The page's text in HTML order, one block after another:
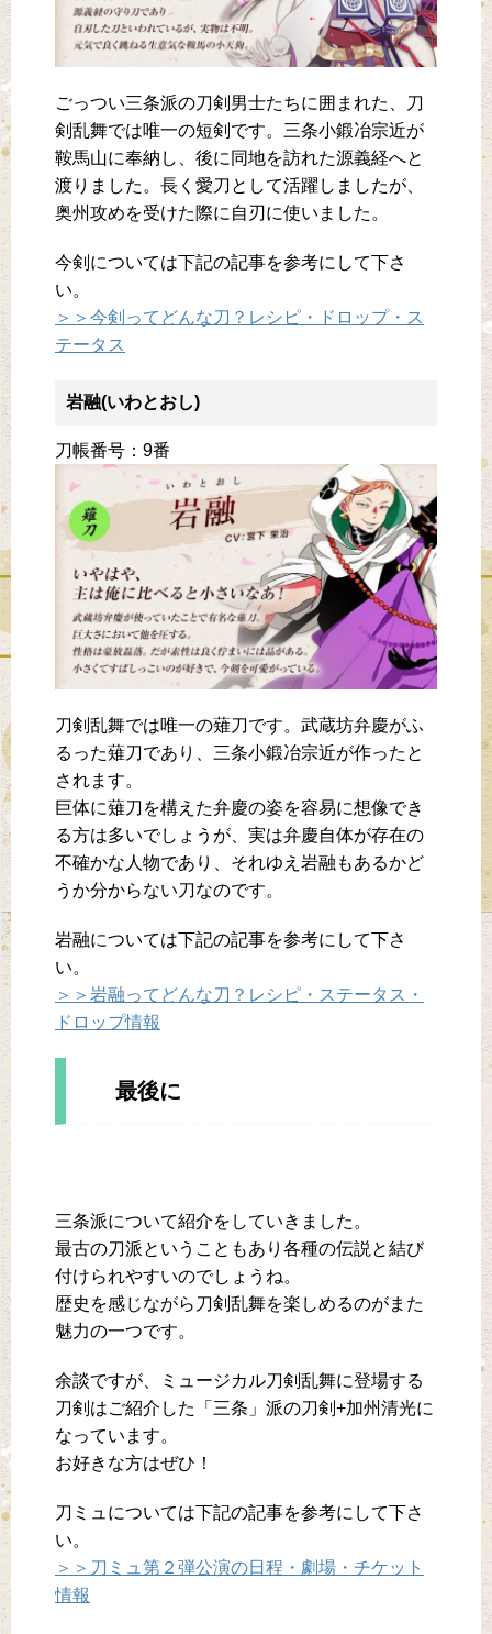
ごっつい三条派の刀剣男士たちに囲まれた、刀
剣乱舞では唯一の短剣です。三条小鍛冶宗近が
鞍馬山に奉納し、後に同地を訪れた源義経へと
渡りました。長く愛刀として活躍しましたが、
奥州攻めを受けた際に自刃に使いました。
今剣については下記の記事を参考にして下さ
い。
＞＞今剣ってどんな刀？レシピ・ドロップ・ス
テータス
岩融(いわとおし)
刀帳番号：9番
刀剣乱舞では唯一の薙刀です。武蔵坊弁慶がふ
るった薙刀であり、三条小鍛冶宗近が作ったと
されます。
巨体に薙刀を構えた弁慶の姿を容易に想像でき
る方は多いでしょうが、実は弁慶自体が存在の
不確かな人物であり、それゆえ岩融もあるかど
うか分からない刀なのです。
岩融については下記の記事を参考にして下さ
い。
＞＞岩融ってどんな刀？レシピ・ステータス・
ドロップ情報
最後に
三条派について紹介をしていきました。
最古の刀派ということもあり各種の伝説と結び
付けられやすいのでしょうね。
歴史を感じながら刀剣乱舞を楽しめるのがまた
魅力の一つです。
余談ですが、ミュージカル刀剣乱舞に登場する
刀剣はご紹介した「三条」派の刀剣+加州清光に
なっています。
お好きな方はぜひ！
刀ミュについては下記の記事を参考にして下さ
い。
＞＞刀ミュ第２弾公演の日程・劇場・チケット
情報